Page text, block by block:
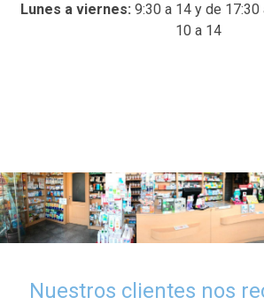
Lunes a viernes: 9:30 a 14 y de 17:30
10 a 14
Nuestros clientes nos